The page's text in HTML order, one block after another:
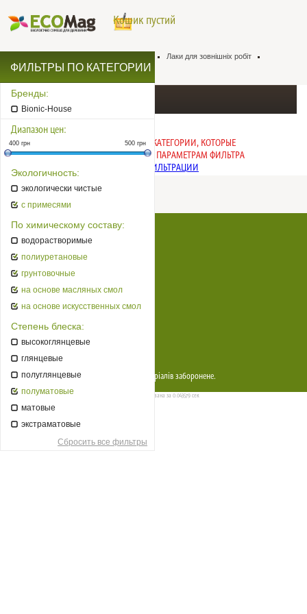
Лаки для зовнішніх робіт
Лаки для садових меблів
Лаки для садових меблів
ИЗВИНИТЕ, НЕТ ТОВАРОВ В КАТЕГОРИИ, КОТОРЫЕ
СООТВЕТСТВУЮТ ЗАДАННЫМ ПАРАМЕТРАМ ФИЛЬТРА
ПОСМОТРЕТЬ ТОВАРЫ БЕЗ ФИЛЬТРАЦИИ
ФИЛЬТРЫ ПО КАТЕГОРИИ
Бренды:
Bionic-House
Диапазон цен:
400 грн 500 грн
Экологичность:
экологически чистые
с примесями
По химическому составу:
водорастворимые
полиуретановые
грунтовочные
на основе масляных смол
на основе искусственных смол
Степень блеска:
высокоглянцевые
глянцевые
полуглянцевые
полуматовые
матовые
экстраматовые
Сбросить все фильтры
Кошик пустий
Натуральна хімія для деревини
Супер еко
Бренди
Оплата, доставка
Постійним клиєнтам
Прайси
Контакти
Copyright © 2026EcoMag . Копіювання матеріалів заборонене.
Страница сгенерирована за 0.043579 сек